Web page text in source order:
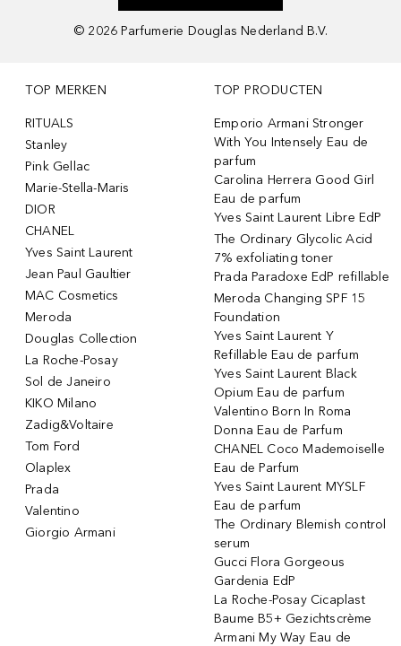
© 2026 Parfumerie Douglas Nederland B.V.
TOP MERKEN
RITUALS
Stanley
Pink Gellac
Marie-Stella-Maris
DIOR
CHANEL
Yves Saint Laurent
Jean Paul Gaultier
MAC Cosmetics
Meroda
Douglas Collection
La Roche-Posay
Sol de Janeiro
KIKO Milano
Zadig&Voltaire
Tom Ford
Olaplex
Prada
Valentino
Giorgio Armani
TOP PRODUCTEN
Emporio Armani Stronger
With You Intensely Eau de
parfum
Carolina Herrera Good Girl
Eau de parfum
Yves Saint Laurent Libre EdP
The Ordinary Glycolic Acid
7% exfoliating toner
Prada Paradoxe EdP refillable
Meroda Changing SPF 15
Foundation
Yves Saint Laurent Y
Refillable Eau de parfum
Yves Saint Laurent Black
Opium Eau de parfum
Valentino Born In Roma
Donna Eau de Parfum
CHANEL Coco Mademoiselle
Eau de Parfum
Yves Saint Laurent MYSLF
Eau de parfum
The Ordinary Blemish control
serum
Gucci Flora Gorgeous
Gardenia EdP
La Roche-Posay Cicaplast
Baume B5+ Gezichtscrème
Armani My Way Eau de